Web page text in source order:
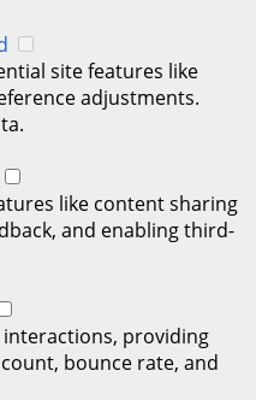
site features like
adjustments.
like content sharing
and enabling third-
providing
bounce rate, and